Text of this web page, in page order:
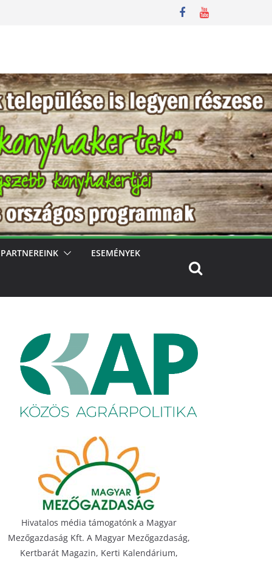
PARTNEREINK ESEMÉNYEK
Hivatalos média támogatónk a Magyar
Mezőgazdaság Kft. A Magyar Mezőgazdaság,
Kertbarát Magazin, Kerti Kalendárium,